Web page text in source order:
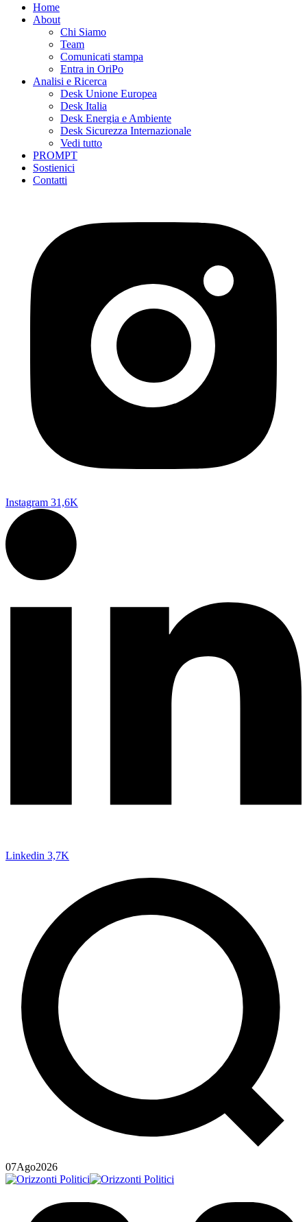
Home
About
Chi Siamo
Team
Comunicati stampa
Entra in OriPo
Analisi e Ricerca
Desk Unione Europea
Desk Italia
Desk Energia e Ambiente
Desk Sicurezza Internazionale
Vedi tutto
PROMPT
Sostienici
Contatti
Instagram 31,6K
Linkedin 3,7K
07Ago2026